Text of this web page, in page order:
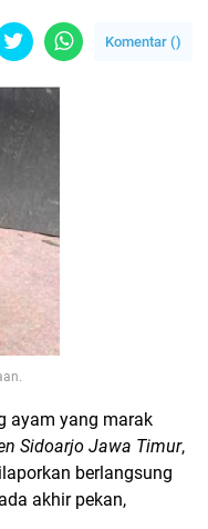
Komentar ()
ayam yang marak
Sidoarjo Jawa Timur,
berlangsung
akhir pekan,